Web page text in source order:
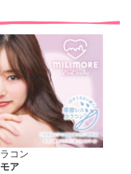
コン
ア